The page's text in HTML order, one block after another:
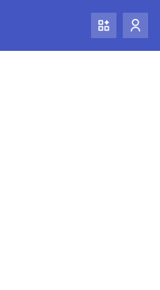
Paylaş